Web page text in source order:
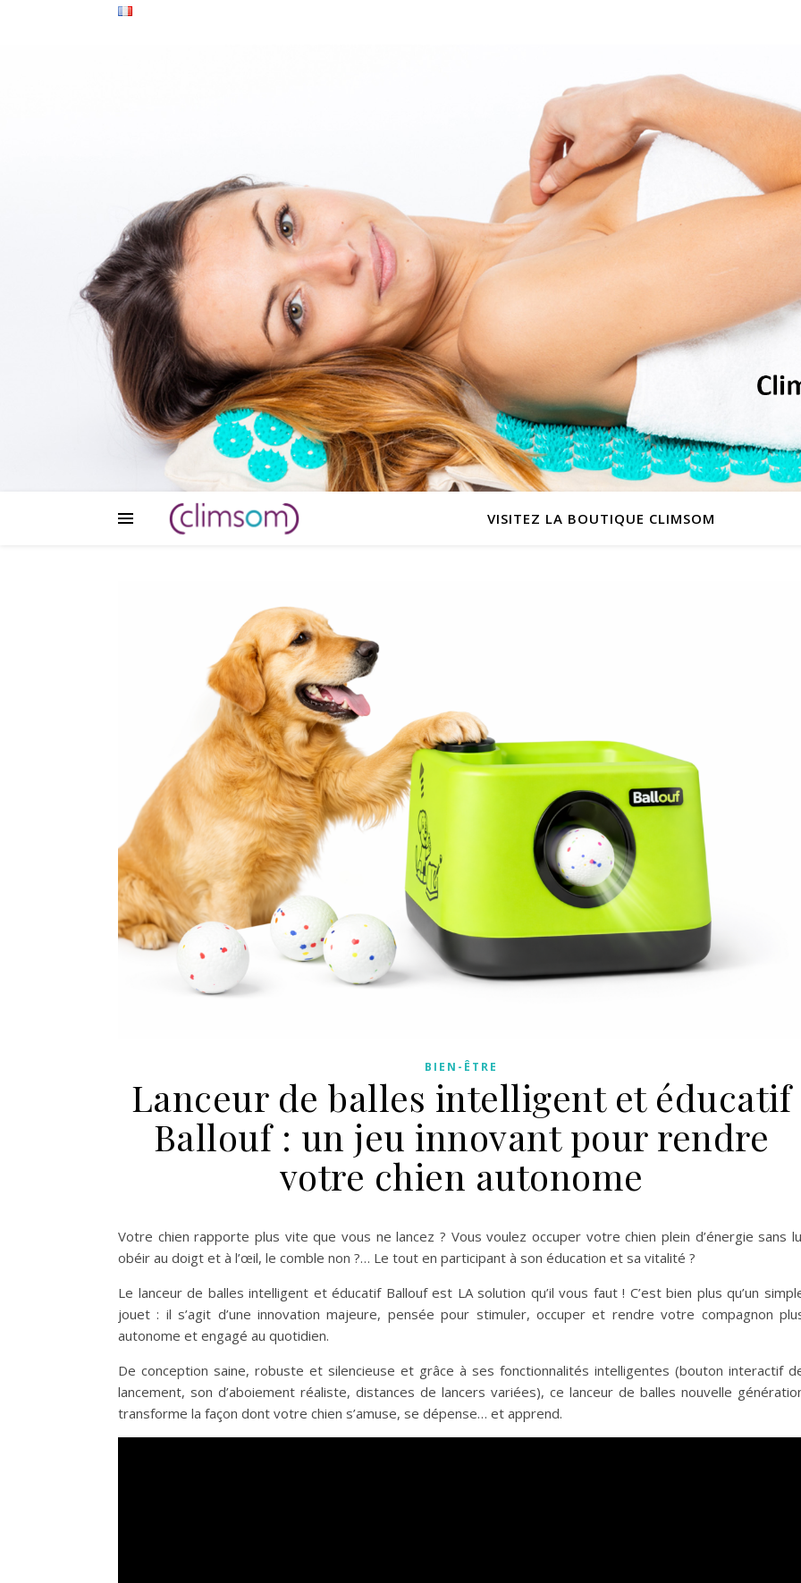
VISITEZ LA BOUTIQUE CLIMSOM
BIEN-ÊTRE
Lanceur de balles intelligent et éducatif
Ballouf : un jeu innovant pour rendre
votre chien autonome
Votre chien rapporte plus vite que vous ne lancez ? Vous voulez occuper votre chien plein d’énergie sans
obéir au doigt et à l’œil, le comble non ?… Le tout en participant à son éducation et sa vitalité ?
Le lanceur de balles intelligent et éducatif Ballouf est LA solution qu’il vous faut ! C’est bien plus qu’un
jouet : il s’agit d’une innovation majeure, pensée pour stimuler, occuper et rendre votre compagnon
autonome et engagé au quotidien.
De conception saine, robuste et silencieuse et grâce à ses fonctionnalités intelligentes (bouton interactif
lancement, son d’aboiement réaliste, distances de lancers variées), ce lanceur de balles nouvelle
transforme la façon dont votre chien s’amuse, se dépense… et apprend.